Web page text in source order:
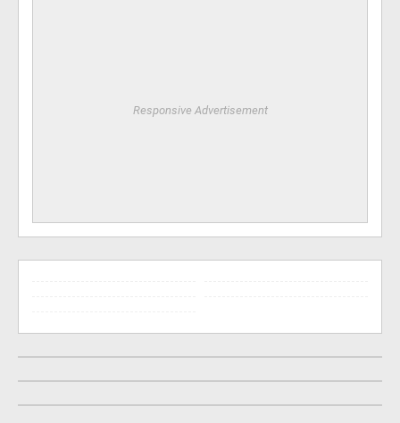
Responsive Advertisement